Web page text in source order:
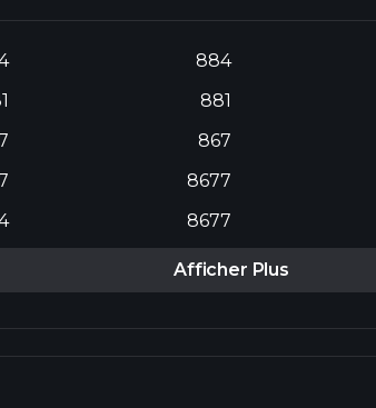
884
881
867
8677
8677
Afficher Plus